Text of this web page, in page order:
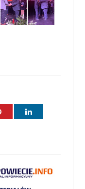
Pinterest LinkedIn